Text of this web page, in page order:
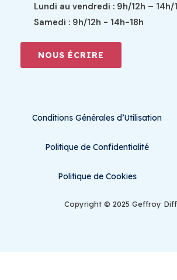
Lundi au vendredi : 9h/12h – 14h/
Samedi : 9h/12h - 14h-18h
NOUS ÉCRIRE
Conditions Générales d’Utilisation
Politique de Confidentialité
Politique de Cookies
Copyright © 2025 Geffroy